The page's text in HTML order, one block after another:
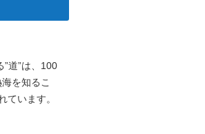
道”は、100
を知るこ
ています。